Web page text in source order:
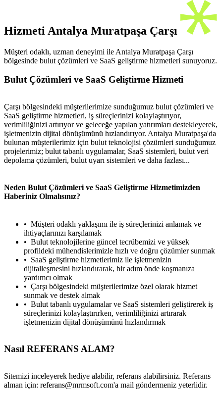
Hizmeti Antalya Muratpaşa Çarşı
Müşteri odaklı, uzman deneyimi ile Antalya Muratpaşa Çarşı
bölgesinde bulut çözümleri ve SaaS geliştirme hizmetleri sunuyoruz.
Bulut Çözümleri ve SaaS Geliştirme Hizmeti
Çarşı bölgesindeki müşterilerimize sunduğumuz bulut çözümleri ve
SaaS geliştirme hizmetleri, iş süreçlerinizi kolaylaştırıyor,
verimliliğinizi artırıyor ve geleceğe yapılan yatırımları destekleyerek,
işletmenizin dijital dönüşümünü hızlandırıyor. Antalya Muratpaşa'da
bulunan müşterilerimiz için bulut teknolojisi çözümleri sunduğumuz
projelerimiz; bulut tabanlı uygulamalar, SaaS sistemleri, bulut veri
depolama çözümleri, bulut uyarı sistemleri ve daha fazlası...
Neden Bulut Çözümleri ve SaaS Geliştirme Hizmetimizden
Haberiniz Olmalısınız?
Müşteri odaklı yaklaşımı ile iş süreçlerinizi anlamak ve
ihtiyaçlarınızı karşılamak
Bulut teknolojilerine güncel tecrübemizi ve yüksek
profildeki mühendislerimizle hızlı ve doğru çözümler sunmak
SaaS geliştirme hizmetlerimiz ile işletmenizin
dijitalleşmesini hızlandırarak, bir adım önde koşmanıza
yardımcı olmak
Çarşı bölgesindeki müşterilerimize özel olarak hizmet
sunmak ve destek almak
Bulut tabanlı uygulamalar ve SaaS sistemleri geliştirerek iş
süreçlerinizi kolaylaştırırken, verimliliğinizi artırarak
işletmenizin dijital dönüşümünü hızlandırmak
Nasıl REFERANS ALAM?
Sitemizi inceleyerek hediye alabilir, referans alabilirsiniz. Referans
alman için: referans@mrmsoft.com'a mail göndermeniz yeterlidir.